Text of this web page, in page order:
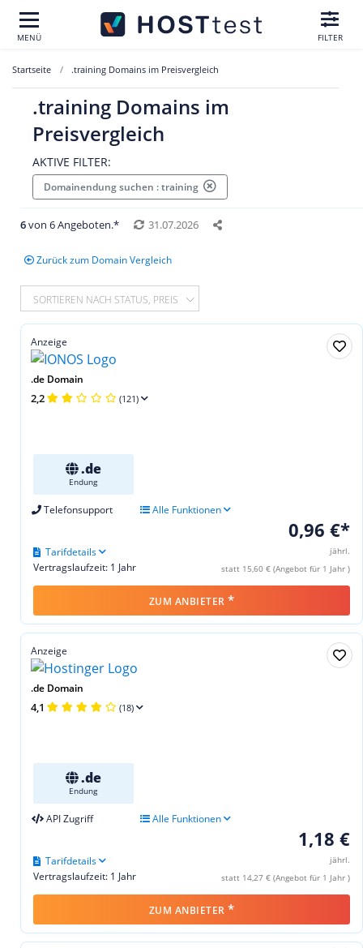
MENÜ FILTER
Startseite .training Domains im Preisvergleich
.training Domains im
Preisvergleich
AKTIVE FILTER:
Domainendung suchen : training
6von 6 Angeboten.* 31.07.2026
Zurück zum Domain Vergleich
SORTIEREN NACH STATUS, PREIS
Anzeige
.de Domain
2,2 (121)
.de
Endung
Telefonsupport Alle Funktionen
0,96 €*
jährl.
statt 15,60 € (Angebot für 1 Jahr )
Vertragslaufzeit: 1 Jahr
Tarifdetails
ZUM ANBIETER *
Anzeige
.de Domain
4,1 (18)
.de
Endung
API Zugriff Alle Funktionen
1,18 €
jährl.
statt 14,27 € (Angebot für 1 Jahr )
Vertragslaufzeit: 1 Jahr
Tarifdetails
ZUM ANBIETER *